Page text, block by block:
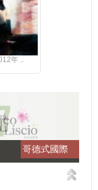
年 ..
哥德式國際